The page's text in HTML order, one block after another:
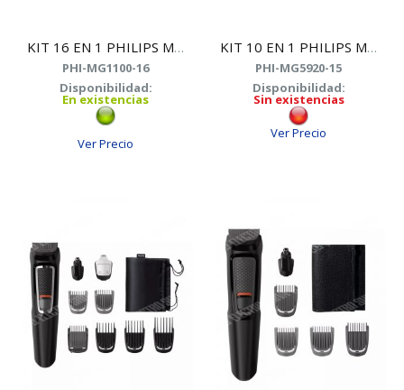
KIT 16 EN 1 PHILIPS MG1100/16 MULTIGROOM
PHI-MG1100-16
Disponibilidad:
En existencias
Ver Precio
KIT 10 EN 1 PHILIPS MG5920/15
PHI-MG5920-15
Disponibilidad:
Sin existencias
Ver Precio